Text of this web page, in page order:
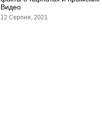
Видео
12 Серпня, 2021